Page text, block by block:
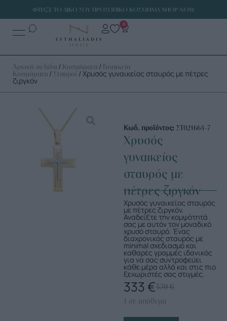
ΦΤΙΑΞΕ ΤΟ ΔΙΚΟ ΣΟΥ ΠΡΟΣΩΠΙΚΟ ΚΟΣΜΗΜΑ SHOP NOW
0
Αρχική σελίδα / Κοσμήματα / Γυναικεία
Κοσμήματα / Σταυροί / Χρυσός γυναικείος σταυρός με πέτρες
ζιργκόν
Κωδ. προϊόντος: ΣΤ021664-7
Χρυσός
γυναικείος
σταυρός με
πέτρες ζιργκόν
Χρυσός γυναικείος σταυρός
με πέτρες ζιργκόν.
Αναδείξτε την κομψότητά
σας με αυτόν τον μοναδικό
χρυσό σταυρό. Ένας
διαχρονικός σταυρός με
minimal σχεδιασμό και
καθαρές γραμμές ιδανικός
για να σας συντροφεύει
κάθε μέρα αλλά και στις πιο
ξεχωριστές σας στιγμές.
370€
333 €
1 σε απόθεμα